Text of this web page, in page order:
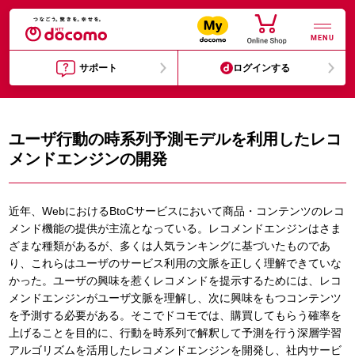
MENU
サポート ログインする
ユーザ行動の時系列予測モデルを利用したレコ
メンドエンジンの開発
近年、WebにおけるBtoCサービスにおいて商品・コンテンツのレコ
メンド機能の提供が主流となっている。レコメンドエンジンはさま
ざまな種類があるが、多くは人気ランキングに基づいたものであ
り、これらはユーザのサービス利用の文脈を正しく理解できていな
かった。ユーザの興味を惹くレコメンドを提示するためには、レコ
メンドエンジンがユーザ文脈を理解し、次に興味をもつコンテンツ
を予測する必要がある。そこでドコモでは、購買してもらう確率を
上げることを目的に、行動を時系列で解釈して予測を行う深層学習
アルゴリズムを活用したレコメンドエンジンを開発し、社内サービ